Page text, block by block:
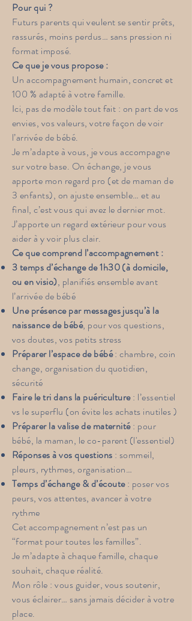
Pour qui ?
Futurs parents qui veulent se sentir prêts,
rassurés, moins perdus… sans pression ni
format imposé.
Ce que je vous propose :
Un accompagnement humain, concret et
100 % adapté à votre famille.
Ici, pas de modèle tout fait : on part de vos
envies, vos valeurs, votre façon de voir
l’arrivée de bébé.
Je m’adapte à vous, je vous accompagne
sur votre base. On échange, je vous
apporte mon regard pro (et de maman de
3 enfants), on ajuste ensemble… et au
final, c’est vous qui avez le dernier mot.
J’apporte un regard extérieur pour vous
aider à y voir plus clair.
Ce que comprend l’accompagnement :
3 temps d’échange de 1h30 (à domicile,
ou en visio), planifiés ensemble avant
l’arrivée de bébé
Une présence par messages jusqu’à la
naissance de bébé, pour vos questions,
vos doutes, vos petits stress
Préparer l’espace de bébé: chambre, coin
change, organisation du quotidien,
sécurité
Faire le tri dans la puériculture: l’essentiel
vs le superflu (on évite les achats inutiles )
Préparer la valise de maternité: pour
bébé, la maman, le co-parent (l'essentiel)
Réponses à vos questions : sommeil,
pleurs, rythmes, organisation…
Temps d’échange & d’écoute: poser vos
peurs, vos attentes, avancer à votre
rythme
Cet accompagnement n’est pas un
“format pour toutes les familles”.
Je m’adapte à chaque famille, chaque
souhait, chaque réalité.
Mon rôle : vous guider, vous soutenir,
vous éclairer… sans jamais décider à votre
place.